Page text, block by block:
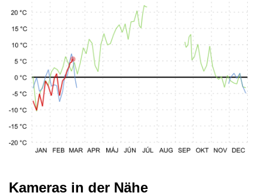
Kameras in der Nähe